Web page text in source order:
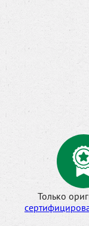
Только